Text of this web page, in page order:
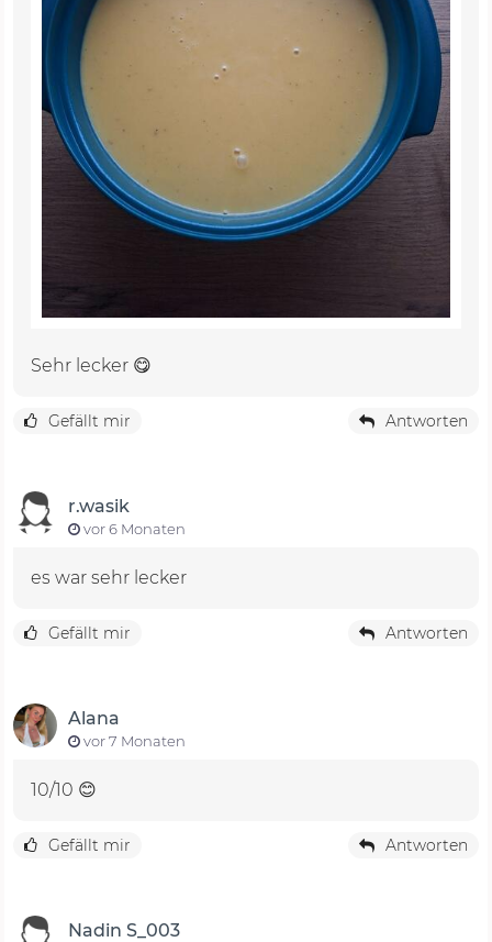
Sehr lecker 😋
Gefällt mir Antworten
r.wasik
vor 6 Monaten
es war sehr lecker
Gefällt mir Antworten
Alana
vor 7 Monaten
10/10 😊
Gefällt mir Antworten
Nadin S_003